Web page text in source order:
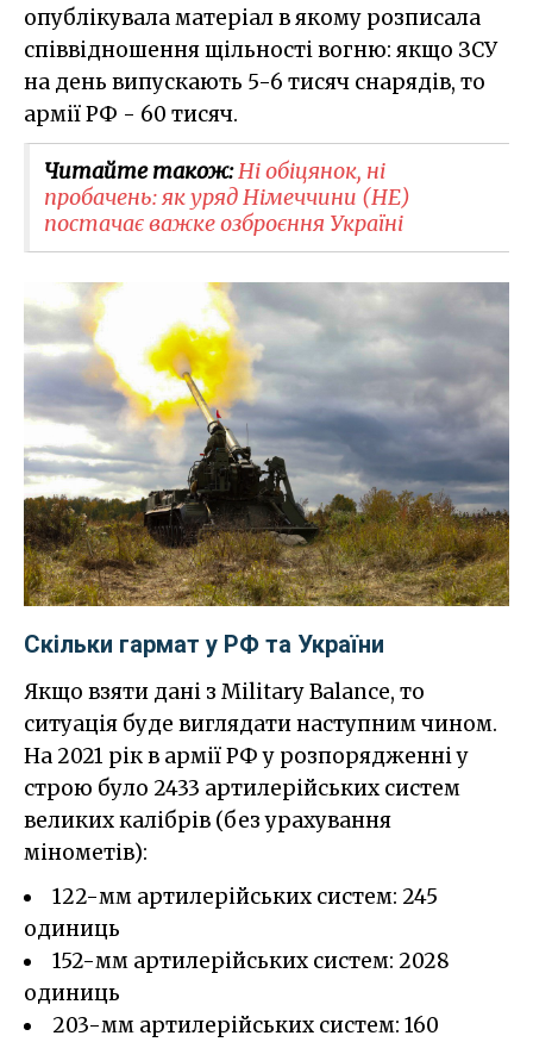
опублікувала матеріал в якому розписала
співвідношення щільності вогню: якщо ЗСУ
на день випускають 5-6 тисяч снарядів, то
армії РФ - 60 тисяч.
Читайте також:Ні обіцянок, ні
пробачень: як уряд Німеччини (НЕ)
постачає важке озброєння Україні
Скільки гармат у РФ та України
Якщо взяти дані з Military Balance, то
ситуація буде виглядати наступним чином.
На 2021 рік в армії РФ у розпорядженні у
строю було 2433 артилерійських систем
великих калібрів (без урахування
мінометів):
122-мм артилерійських систем: 245
одиниць
152-мм артилерійських систем: 2028
одиниць
203-мм артилерійських систем: 160